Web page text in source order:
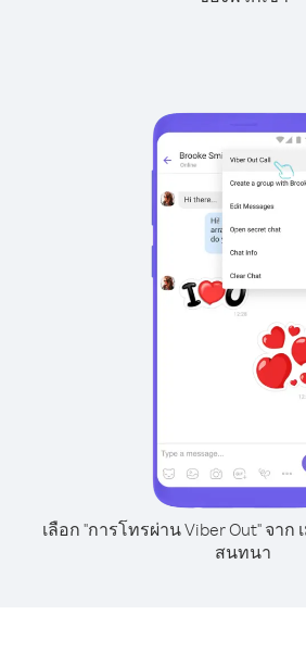
เลือก "การโทรผ่าน Viber Out" จา
สนทนา